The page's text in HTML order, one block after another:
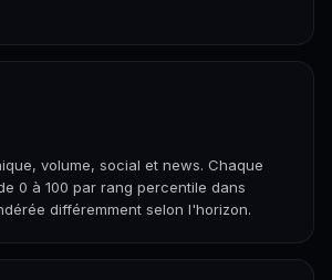
volume, social et news. Chaque
0 à 100 par rang percentile dans
différemment selon l'horizon.